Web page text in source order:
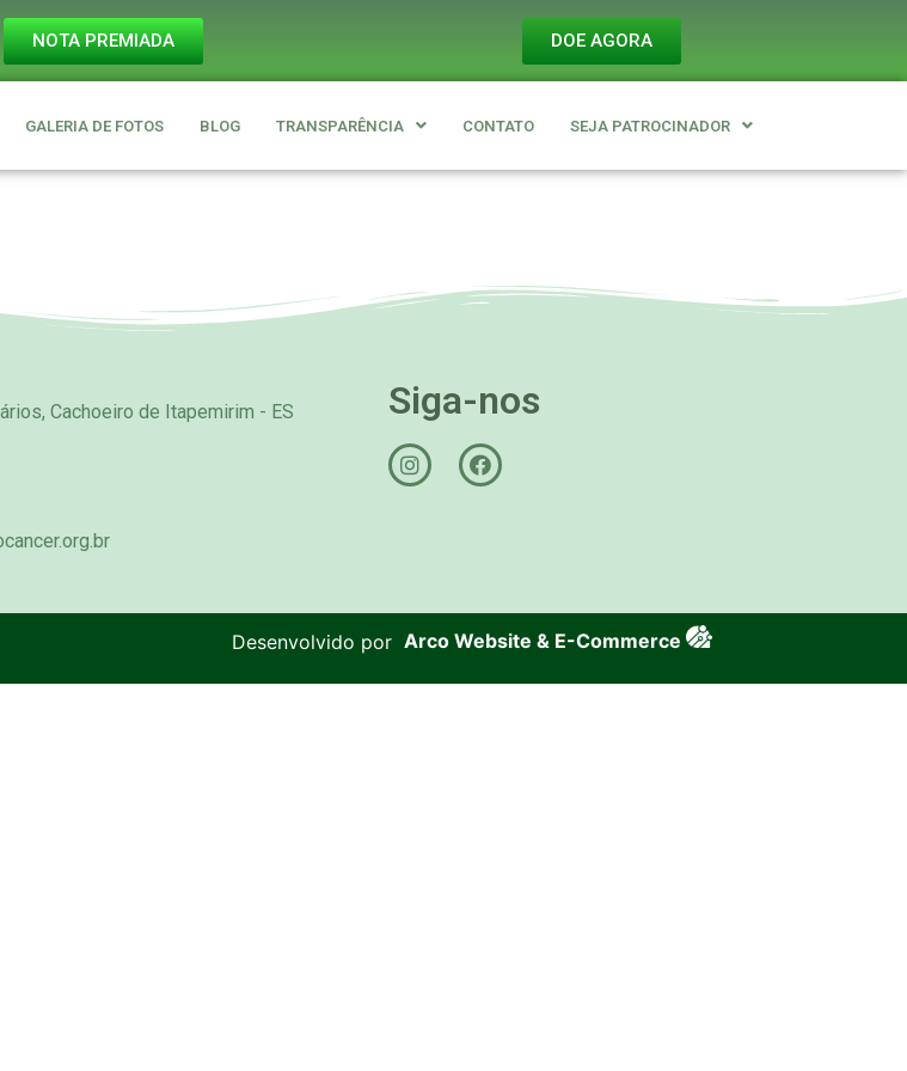
NOTA PREMIADA DOE AGORA
GALERIA DE FOTOS BLOG TRANSPARÊNCIA CONTATO SEJA PATROCINADOR
Cachoeiro de Itapemirim - ES
Siga-nos
Desenvolvido por Arco Website & E-Commerce